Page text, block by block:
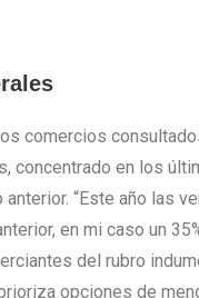
comercios
concentrado en los
“Este año las
en mi caso un
del rubro
opciones de